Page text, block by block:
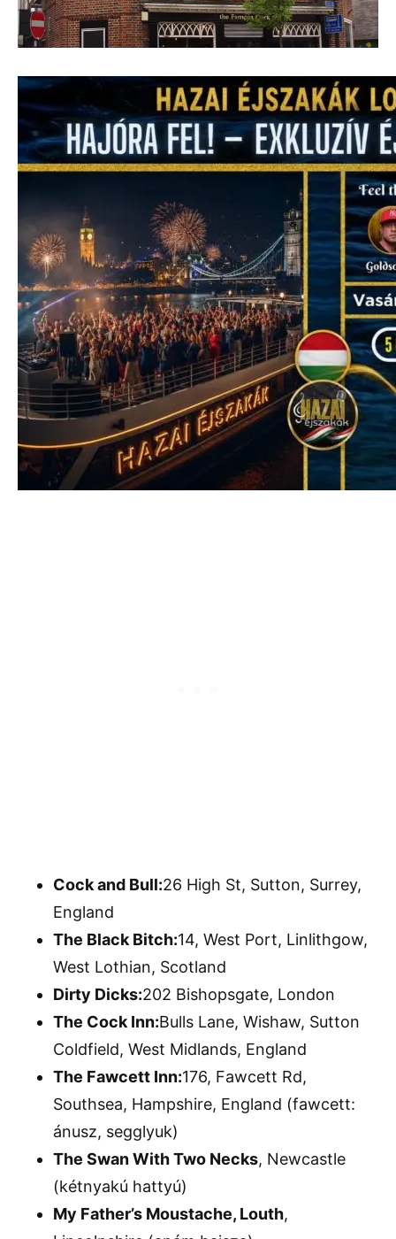
Cock and Bull:26 High St, Sutton, Surrey,
England
The Black Bitch:14, West Port, Linlithgow,
West Lothian, Scotland
Dirty Dicks:202 Bishopsgate, London
The Cock Inn:Bulls Lane, Wishaw, Sutton
Coldfield, West Midlands, England
The Fawcett Inn:176, Fawcett Rd,
Southsea, Hampshire, England (fawcett:
ánusz, segglyuk)
The Swan With Two Necks, Newcastle
(kétnyakú hattyú)
My Father’s Moustache, Louth,